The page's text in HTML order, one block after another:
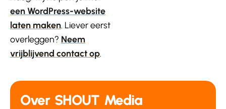
een WordPress-website
laten maken . Liever eerst
overleggen? Neem
vrijblijvend contact op
Over SHOUT Media